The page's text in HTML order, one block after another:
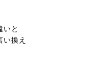
いと
換え